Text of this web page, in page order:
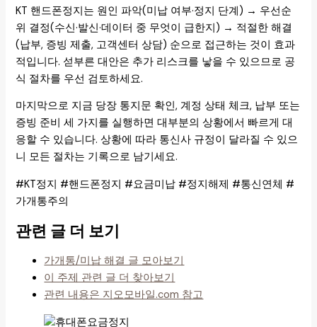
KT 핸드폰정지는 원인 파악(미납 여부·정지 단계) → 우선순
위 결정(수신·발신·데이터 중 무엇이 급한지) → 적절한 해결
(납부, 증빙 제출, 고객센터 상담) 순으로 접근하는 것이 효과
적입니다. 섣부른 대안은 추가 리스크를 낳을 수 있으므로 공
식 절차를 우선 검토하세요.
마지막으로 지금 당장 통지문 확인, 계정 상태 체크, 납부 또는
증빙 준비 세 가지를 실행하면 대부분의 상황에서 빠르게 대
응할 수 있습니다. 상황에 따라 통신사 규정이 달라질 수 있으
니 모든 절차는 기록으로 남기세요.
#KT정지 #핸드폰정지 #요금미납 #정지해제 #통신연체 #
가개통주의
관련 글 더 보기
가개통/미납 해결 글 모아보기
이 주제 관련 글 더 찾아보기
관련 내용은 지오모바일.com 참고